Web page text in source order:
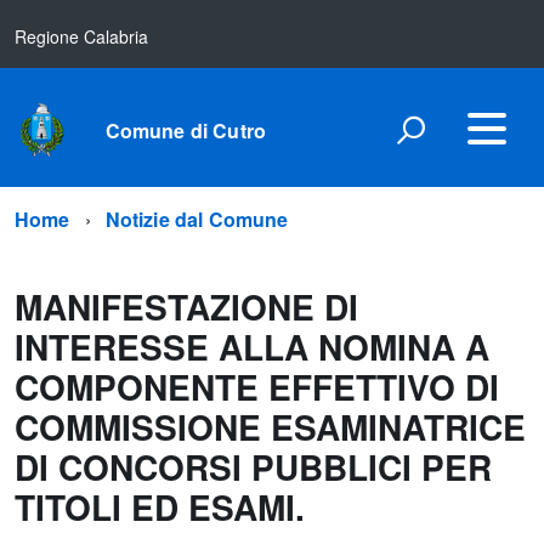
Regione Calabria
Comune di Cutro
Home Notizie dal Comune
MANIFESTAZIONE DI
INTERESSE ALLA NOMINA A
COMPONENTE EFFETTIVO DI
COMMISSIONE ESAMINATRICE
DI CONCORSI PUBBLICI PER
TITOLI ED ESAMI.